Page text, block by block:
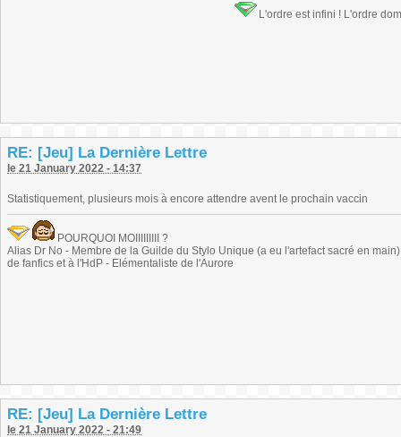
L'ordre est infini ! L'ordre
RE: [Jeu] La Dernière Lettre
le 21 January 2022 - 14:37
Statistiquement, plusieurs mois à encore attendre avent le prochain vaccin
POURQUOI MOIIIIIIIII ?
Alias Dr No - Membre de la Guilde du Stylo Unique (a eu l'artefact sacré en
de fanfics et à l'HdP - Elémentaliste de l'Aurore
RE: [Jeu] La Dernière Lettre
le 21 January 2022 - 21:49